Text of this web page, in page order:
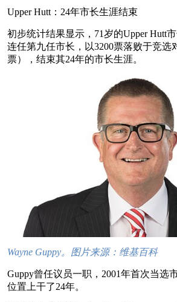
Upper Hutt：24年市长生涯结束
初步统计结果显示，71岁的Upper Hutt
连任第九任市长，以3200票落败于竞选
票），结束其24年的市长生涯。
Wayne Guppy。图片来源：维基百科
Guppy曾任议员一职，2001年首次当选
位置上干了24年。